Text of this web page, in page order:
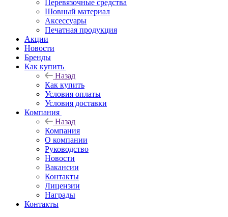
Перевязочные средства
Шовный материал
Аксессуары
Печатная продукция
Акции
Новости
Бренды
Как купить
Назад
Как купить
Условия оплаты
Условия доставки
Компания
Назад
Компания
О компании
Руководство
Новости
Вакансии
Контакты
Лицензии
Награды
Контакты